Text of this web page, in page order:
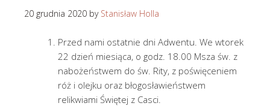
20 grudnia 2020 by Stanisław Holla
Przed nami ostatnie dni Adwentu. We wtorek
22 dzień miesiąca, o godz. 18.00 Msza św. z
nabożeństwem do św. Rity, z poświęceniem
róż i olejku oraz błogosławieństwem
relikwiami Świętej z Casci.